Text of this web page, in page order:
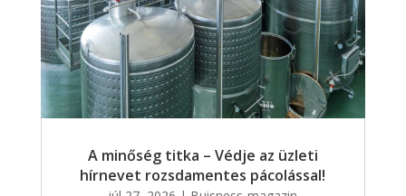
A minőség titka – Védje az üzleti
hírnevet rozsdamentes pácolással!